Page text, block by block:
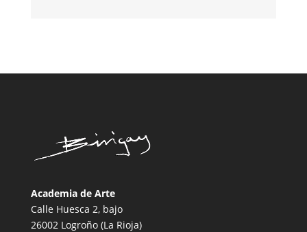
Academia de Arte
Calle Huesca 2, bajo
26002 Logroño (La Rioja)